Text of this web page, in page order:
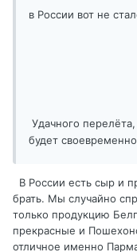
в России вот не
Удачного
будет
В России есть сыр и
брать. Мы случайно
только продукцию
прекрасные и
отличное именно